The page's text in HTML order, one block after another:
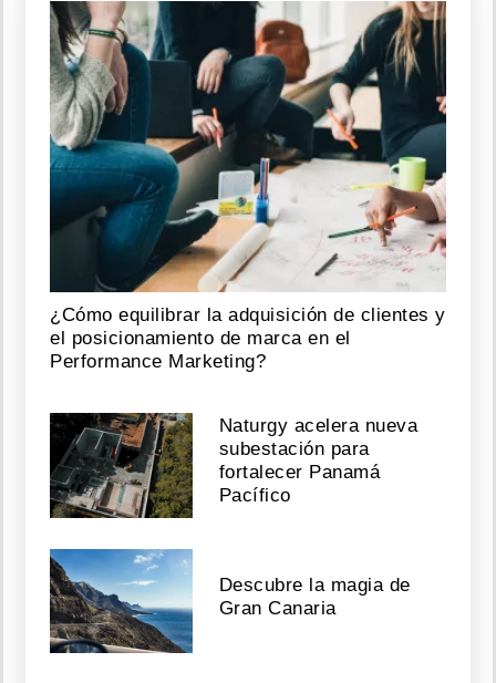
¿Cómo equilibrar la adquisición de clientes y
el posicionamiento de marca en el
Performance Marketing?
Naturgy acelera nueva
subestación para
fortalecer Panamá
Pacífico
Descubre la magia de
Gran Canaria